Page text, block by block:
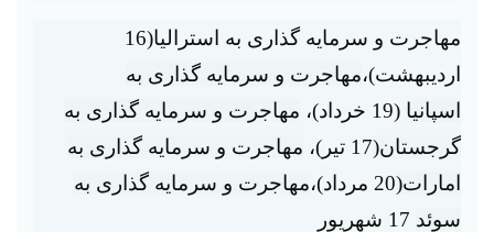
مهاجرت و سرمایه گذاری به استرالیا(16
اردیبهشت)،مهاجرت و سرمایه گذاری به
اسپانیا (19 خرداد)،
مهاجرت و سرمایه گذاری به
گرجستان(17 تیر)،
مهاجرت و سرمایه گذاری به
امارات(20 مرداد)،
مهاجرت و سرمایه گذاری به
سوئد